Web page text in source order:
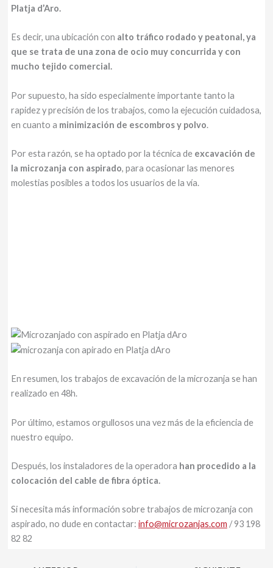
Platja d’Aro.
Es decir, una ubicación con alto tráfico rodado y peatonal, ya
que se trata de una zona de ocio muy concurrida y con
mucho tejido comercial.
Por supuesto, ha sido especialmente importante tanto la
rapidez y precisión de los trabajos, como la ejecución cuidadosa,
en cuanto a minimización de escombros y polvo.
Por esta razón, se ha optado por la técnica de excavación de
la microzanja con aspirado, para ocasionar las menores
molestias posibles a todos los usuarios de la vía.
nuestro equipo.
colocación del cable de fibra óptica.
aspirado, no dude en contactar:
info@microzanjas.com
/ 93 198
82 82
ANTERIOR SIGUIENTE
¡SÉ EL PRIMERO EN CONOCER NUESTRAS OFERTAS!